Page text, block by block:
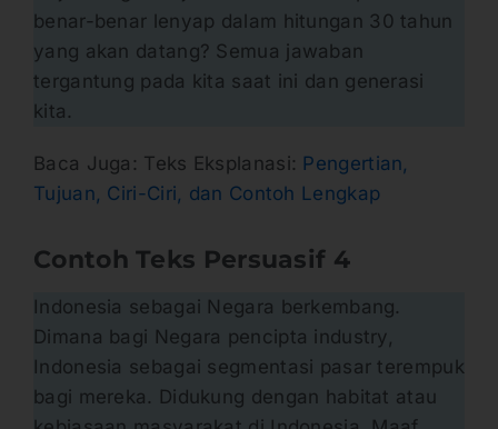
benar-benar lenyap dalam hitungan 30 tahun
yang akan datang? Semua jawaban
tergantung pada kita saat ini dan generasi
kita.
Baca Juga: Teks Eksplanasi: Pengertian,
Tujuan, Ciri-Ciri, dan Contoh Lengkap
Contoh Teks Persuasif 4
Indonesia sebagai Negara berkembang.
Dimana bagi Negara pencipta industry,
Indonesia sebagai segmentasi pasar terempuk
bagi mereka. Didukung dengan habitat atau